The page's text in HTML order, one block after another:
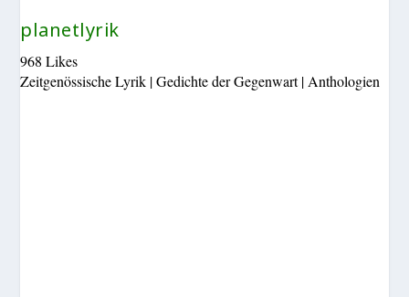
planetlyrik
968 Likes
Zeitgenössische Lyrik | Gedichte der Gegenwart | Anthologien